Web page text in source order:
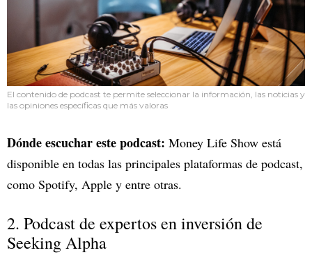
El contenido de podcast te permite seleccionar la información, las noticias y
las opiniones específicas que más valoras
Dónde escuchar este podcast: Money Life Show está
disponible en todas las principales plataformas de podcast,
como Spotify, Apple y entre otras.
2. Podcast de expertos en inversión de
Seeking Alpha